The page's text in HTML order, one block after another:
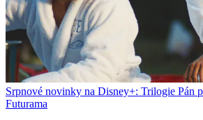
Srpnové novinky na Disney+: Trilogie Pán
Futurama